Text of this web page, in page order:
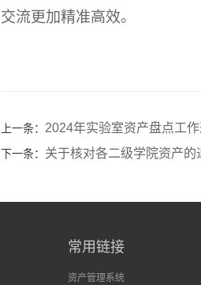
交流更加精准高效。
上一条： 2024年实验室资产盘点工作
下一条： 关于核对各二级学院资产的
常用链接
资产管理系统